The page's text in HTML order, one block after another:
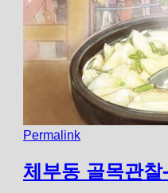
Permalink
체부동 골목관